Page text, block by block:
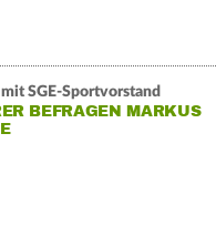
SGE-Sportvorstand
BEFRAGEN MARKUS